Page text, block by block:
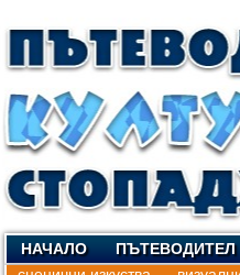
НАЧАЛО ПЪТЕВОДИТЕЛ